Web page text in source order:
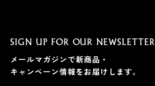
SIGN UP FOR OUR NEWSLETTER
メールマガジンで新商品・
キャンペーン情報をお届けします。